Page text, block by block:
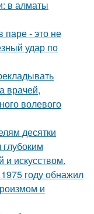
в алматы
паре - это не
удар по
врачей,
волевого
десятки
и искусством.
году обнажил
и